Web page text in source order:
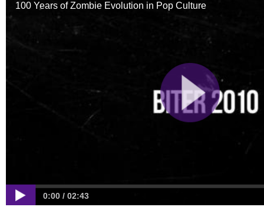
100 Years of Zombie Evolution in Pop Culture
0:00 / 02:43